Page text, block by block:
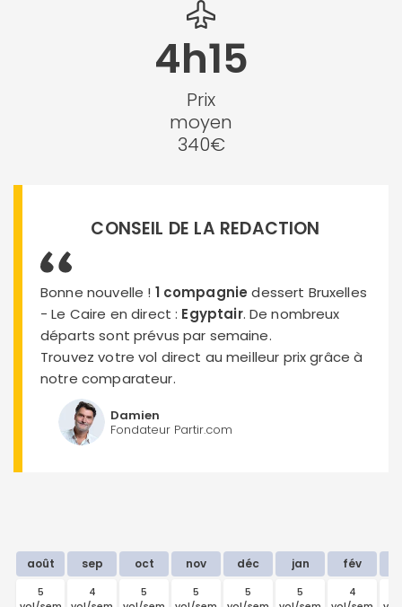
4h15
Prix
moyen
340€
CONSEIL DE LA REDACTION
Bonne nouvelle ! 1 compagnie dessert Bruxelles
- Le Caire en direct : Egyptair. De nombreux
départs sont prévus par semaine.
Trouvez votre vol direct au meilleur prix grâce à
notre comparateur.
Damien
Fondateur Partir.com
août sep oct nov déc jan fév
5
4
5
5
5
5
4